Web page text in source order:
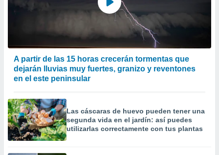
A partir de las 15 horas crecerán tormentas que
dejarán lluvias muy fuertes, granizo y reventones
en el este peninsular
Las cáscaras de huevo pueden tener una
segunda vida en el jardín: así puedes
utilizarlas correctamente con tus plantas